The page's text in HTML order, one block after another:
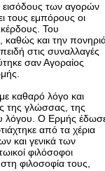
εισόδους των αγορών
τους εμπόρους οι
Του
και την
στις συναλλαγές
σαν Αγοραίος
καθαρό λόγο και
της γλώσσας, της
λόγου. Ο Ερμής
από τα χέρια
και γενικά των
φιλόσοφοι
φιλοσοφία τους,